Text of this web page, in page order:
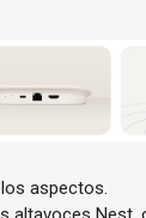
aspectos.